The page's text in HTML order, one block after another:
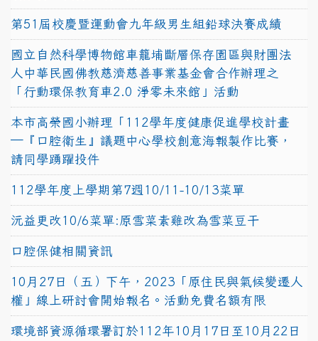
第51屆校慶暨運動會九年級男生組鉛球決賽成績
國立自然科學博物館車籠埔斷層保存園區與財團法
人中華民國佛教慈濟慈善事業基金會合作辦理之
「行動環保教育車2.0 淨零未來館」活動
本市高榮國小辦理「112學年度健康促進學校計畫
─『口腔衛生』議題中心學校創意海報製作比賽，
請同學踴躍投件
112學年度上學期第7週10/11-10/13菜單
沅益更改10/6菜單:原雪菜素雞改為雪菜豆干
口腔保健相關資訊
10月27日（五）下午，2023「原住民與氣候變遷人
權」線上研討會開始報名。活動免費名額有限
環境部資源循環署訂於112年10月17日至10月22日